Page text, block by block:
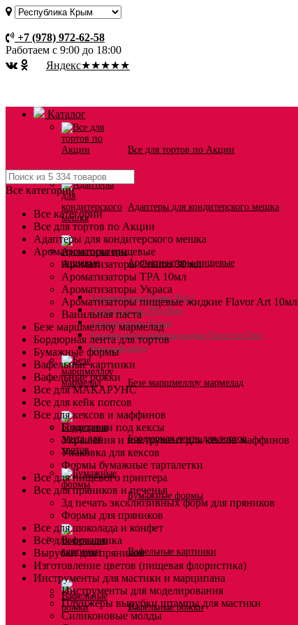
+7 (978) 972-62-58
Работаем с 9:00 до 18:00
Яндекс★★★★★
Каталог
Все для тортов по Акции
Адаптеры для кондитерского мешка
Ароматизаторы пищевые
Ароматизаторы Criamo 30 мл
Ароматизаторы TPA 10мл
Ароматизаторы Украса
Ароматизаторы пищевые жидкие Flavor Art 10мл
Ванильная паста
Безе маршмеллоу мармелад
Бордюрная лента для тортов
Бумажные формы
Вафельные картинки
Вафельные рожки
Все категории
Все категории
Все для тортов по Акции
Адаптеры для кондитерского мешка
Ароматизаторы пищевые
Ароматизаторы Criamo 30 мл
Ароматизаторы TPA 10мл
Ароматизаторы Украса
Ароматизаторы пищевые жидкие Flavor Art 10мл
Ванильная паста
Безе маршмеллоу мармелад
Бордюрная лента для тортов
Бумажные формы
Вафельные картинки
Вафельные рожки
Все для МАКАРУНС
Все для кейк попсов
Все для кексов и маффинов
Подставки под кексы
Украшения и инструмент для кексов маффинов
Упаковка для кексов
Формы бумажные тарталетки
Все для пищевого принтера
Все для пряников и печенья
3д печать эксклюзивных форм для пряников
Формы для пряников
Все для шоколада и конфет
Всё для праздника
Вырубки для пряников
Изготовление цветов (пищевая флористика)
Инструменты для мастики и марципана
Инструменты для моделирования
Плунжеры вырубки штампы для мастики
Силиконовые молды